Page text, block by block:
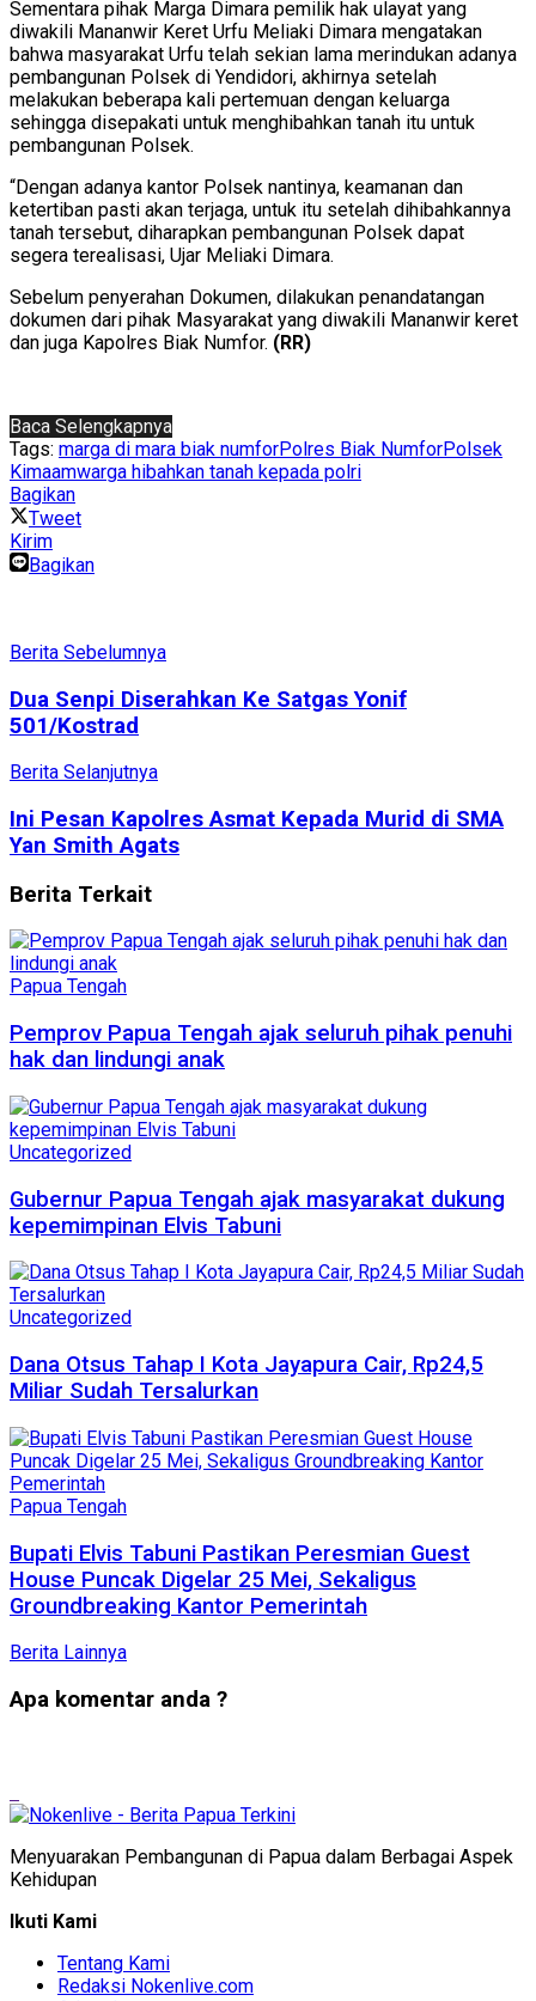
Sementara pihak Marga Dimara pemilik hak ulayat yang
diwakili Mananwir Keret Urfu Meliaki Dimara mengatakan
bahwa masyarakat Urfu telah sekian lama merindukan adanya
pembangunan Polsek di Yendidori, akhirnya setelah
melakukan beberapa kali pertemuan dengan keluarga
sehingga disepakati untuk menghibahkan tanah itu untuk
pembangunan Polsek.
“Dengan adanya kantor Polsek nantinya, keamanan dan
ketertiban pasti akan terjaga, untuk itu setelah dihibahkannya
tanah tersebut, diharapkan pembangunan Polsek dapat
segera terealisasi, Ujar Meliaki Dimara.
Sebelum penyerahan Dokumen, dilakukan penandatangan
dokumen dari pihak Masyarakat yang diwakili Mananwir keret
dan juga Kapolres Biak Numfor. (RR)
Baca Selengkapnya
Tags: marga di mara biak numforPolres Biak NumforPolsek
Kimaamwarga hibahkan tanah kepada polri
Bagikan
Tweet
Kirim
Bagikan
Berita Sebelumnya
Dua Senpi Diserahkan Ke Satgas Yonif
501/Kostrad
Berita Selanjutnya
Ini Pesan Kapolres Asmat Kepada Murid di SMA
Yan Smith Agats
Berita Terkait
Papua Tengah
Pemprov Papua Tengah ajak seluruh pihak penuhi
hak dan lindungi anak
Uncategorized
Gubernur Papua Tengah ajak masyarakat dukung
kepemimpinan Elvis Tabuni
Uncategorized
Dana Otsus Tahap I Kota Jayapura Cair, Rp24,5
Miliar Sudah Tersalurkan
Papua Tengah
Bupati Elvis Tabuni Pastikan Peresmian Guest
House Puncak Digelar 25 Mei, Sekaligus
Groundbreaking Kantor Pemerintah
Berita Lainnya
Apa komentar anda ?
Menyuarakan Pembangunan di Papua dalam Berbagai Aspek
Kehidupan
Ikuti Kami
Tentang Kami
Redaksi Nokenlive.com